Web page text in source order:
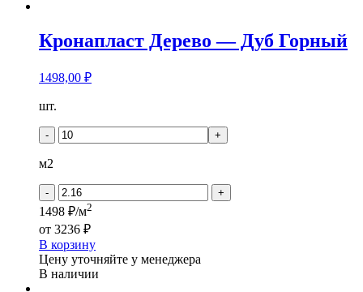
Кронапласт Дерево — Дуб Горный
1498,00 ₽
Количество
Кронапласт
-
Горный
шт.
- +
м2
- +
1498 ₽/м2
от 3236 ₽
В корзину
Цену уточняйте у менеджера
В наличии